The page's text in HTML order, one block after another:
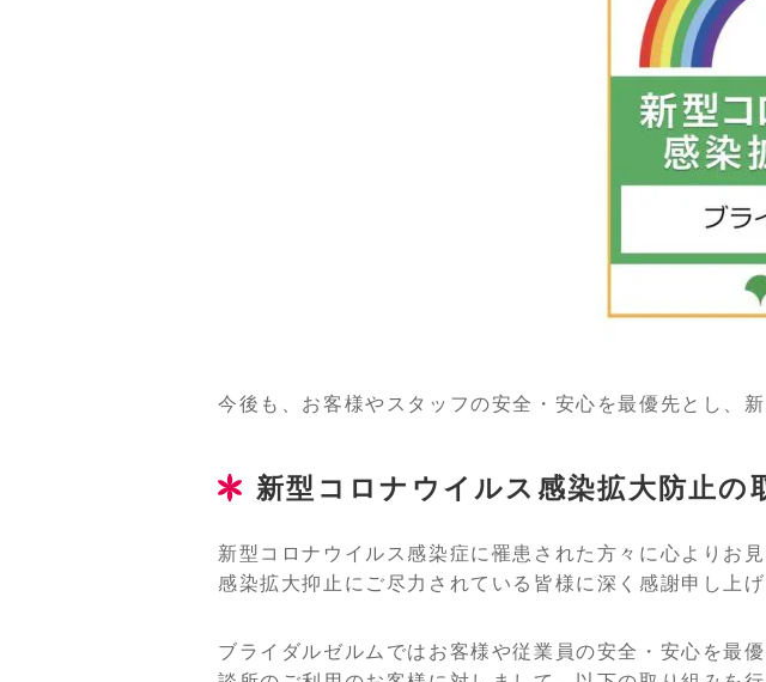
今後も、お客様やスタッフの安全・安心を最優先とし、
新型コロナウイルス感染拡大防止の
新型コロナウイルス感染症に罹患された方々に心よりお
感染拡大抑止にご尽力されている皆様に深く感謝申し上げ
ブライダルゼルムではお客様や従業員の安全・安心を最